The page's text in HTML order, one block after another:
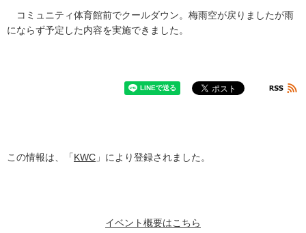
コミュニティ体育館前でクールダウン。梅雨空が戻りましたが雨
にならず予定した内容を実施できました。
この情報は、「KWC 」により登録されました。
イベント概要はこちら